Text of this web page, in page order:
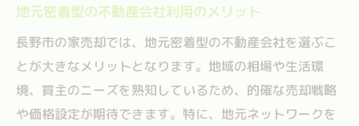
地元密着型の不動産会社利用のメリット
長野市の家売却では、地元密着型の不動産会社を選ぶこ
とが大きなメリットとなります。地域の相場や生活環
境、買主のニーズを熟知しているため、的確な売却戦略
や価格設定が期待できます。特に、地元ネットワークを